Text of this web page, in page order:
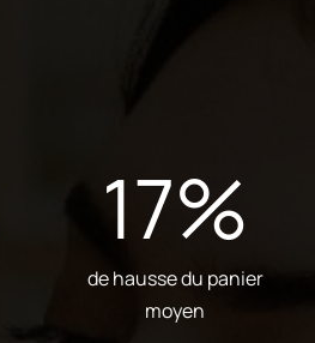
17%
de hausse du panier
moyen